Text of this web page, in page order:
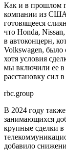
Как и в прошлом
компании из
готовящееся
что Honda,
в автоконцерн,
Volkswagen, было
хотя условия
мы включили ее в
расстановку сил
rbc.group
В 2024 году
занимающихся
крупные сделки
добавило